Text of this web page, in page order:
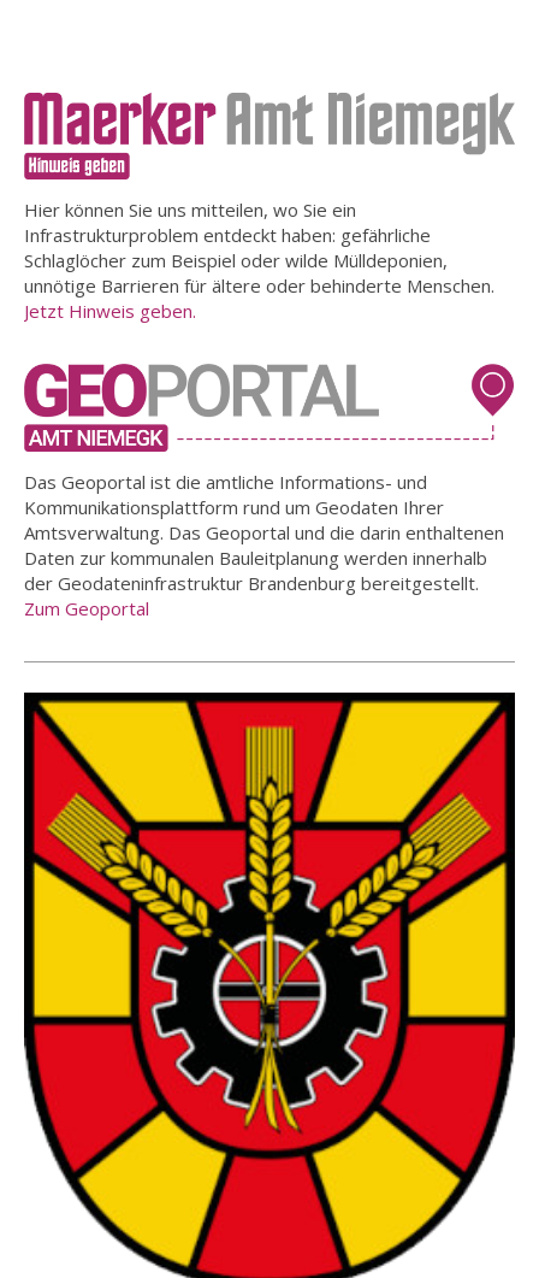
Hier können Sie uns mitteilen, wo Sie ein
Infrastrukturproblem entdeckt haben: gefährliche
Schlaglöcher zum Beispiel oder wilde Mülldeponien,
unnötige Barrieren für ältere oder behinderte Menschen.
Jetzt Hinweis geben.
Das Geoportal ist die amtliche Informations- und
Kommunikationsplattform rund um Geodaten Ihrer
Amtsverwaltung. Das Geoportal und die darin enthaltenen
Daten zur kommunalen Bauleitplanung werden innerhalb
der Geodateninfrastruktur Brandenburg bereitgestellt.
Zum Geoportal